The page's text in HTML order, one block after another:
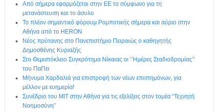
Από σήμερα εφαρμόζεται στην ΕΕ το σύμφωνο για τη
μετανάστευση και το άσυλο
Το πλέον σημαντικό φόρουμ Ρομποτικής σήμερα και αύριο στην
Αθήνα από το HERON
Νέος πρύτανης στο Πανεπιστήμιο Πειραιώς ο καθηγητής
Δημοσθένης Κυριαζής
Στο Θεμιστόκλειο Συγκρότημα Νίκαιας οι ‘’Ημέρες Σταδιοδρομίας’’
του ΠαΠει
Μήνυμα Χαρδαλιά για επιστροφή των νέων επιστημόνων, για
μέλλον με ευημερία!
Συνέδριο του MIT στην Αθήνα για τις εξελίξεις στον τομέα “Τεχνητή
Νοημοσύνη”